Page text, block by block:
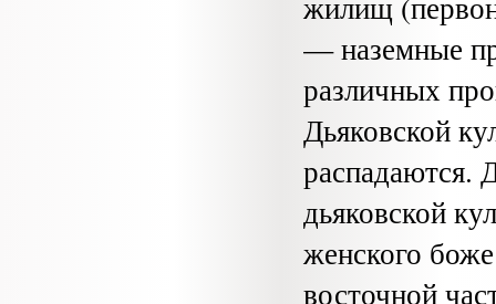
— наземные
различных
Дьяковской
распадаются.
дьяковской
женского
восточной